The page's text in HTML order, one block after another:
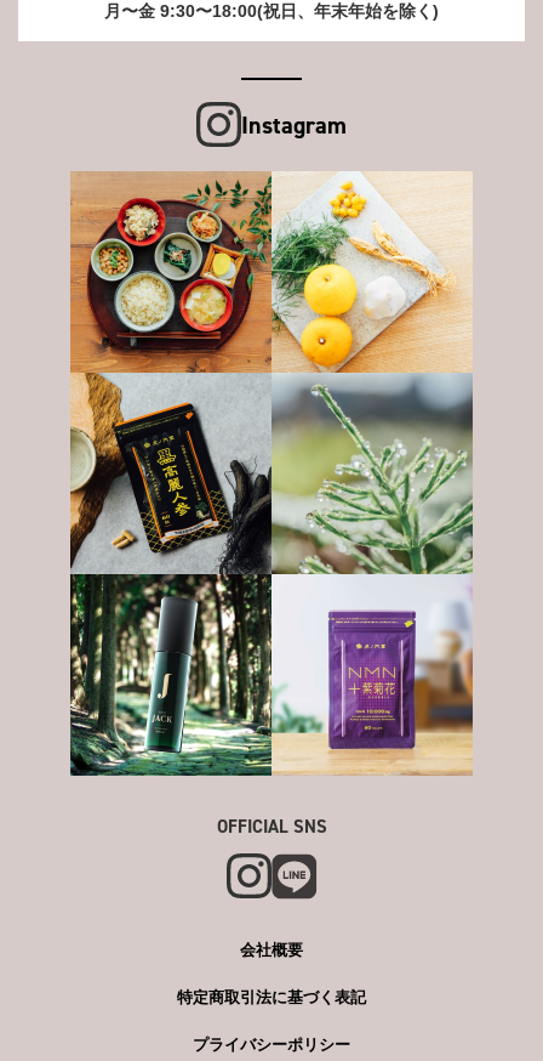
月〜金 9:30〜18:00(祝日、年末年始を除く)
Instagram
OFFICIAL SNS
会社概要
特定商取引法に基づく表記
プライバシーポリシー